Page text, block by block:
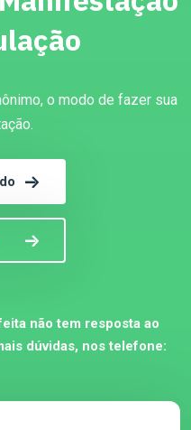
o modo de fazer sua
não tem resposta ao
dúvidas, nos telefone: